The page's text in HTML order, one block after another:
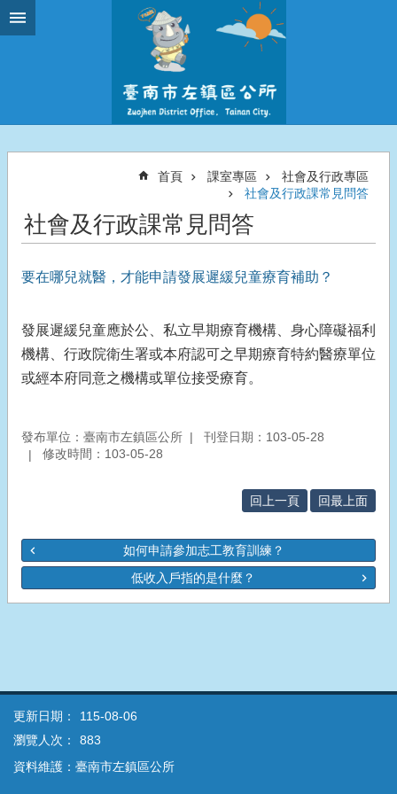
跳到主要內容區塊
首頁 課室專區
社會及行政專區
社會及行政課常見問答
社會及行政課常見問答
要在哪兒就醫，才能申請發展遲緩兒童療育補助？
發展遲緩兒童應於公、私立早期療育機構、身心障礙福利
機構、行政院衛生署或本府認可之早期療育特約醫療單位
或經本府同意之機構或單位接受療育。
發布單位：臺南市左鎮區公所
刊登日期：103-05-28
修改時間：103-05-28
回上一頁 回最上面
如何申請參加志工教育訓練？
低收入戶指的是什麼？
更新日期：
115-08-06
瀏覽人次：
883
資料維護：臺南市左鎮區公所